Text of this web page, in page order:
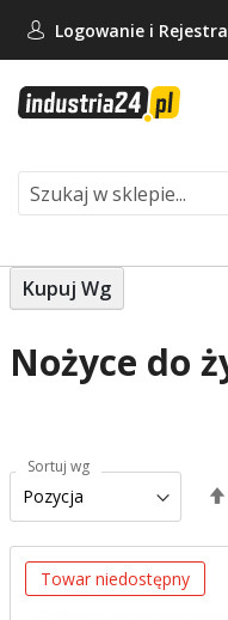
Logowanie i
Nożyce do
Sortuj wg
Towar niedostępny
Kupuj Wg